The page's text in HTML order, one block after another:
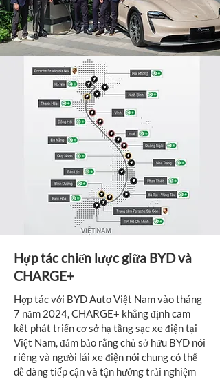
Hợp tác chiến lược giữa BYD và
CHARGE+
Hợp tác với BYD Auto Việt Nam vào tháng
7 năm 2024, CHARGE+ khẳng định cam
kết phát triển cơ sở hạ tầng sạc xe điện tại
Việt Nam, đảm bảo rằng chủ sở hữu BYD nói
riêng và người lái xe điện nói chung có thể
dễ dàng tiếp cận và tận hưởng trải nghiệm